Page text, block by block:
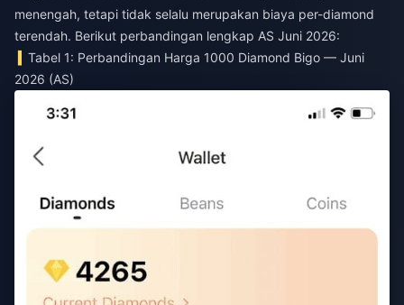
menengah, tetapi tidak selalu merupakan biaya per-diamond
terendah. Berikut perbandingan lengkap AS Juni 2026:
Tabel 1: Perbandingan Harga 1000 Diamond Bigo — Juni
2026 (AS)